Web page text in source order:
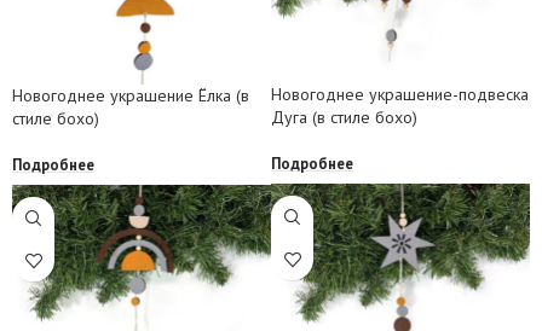
Новогоднее украшение-подвеска
Дуга (в стиле бохо)
Подробнее
Новогоднее украшение Ёлка (в
стиле бохо)
Подробнее